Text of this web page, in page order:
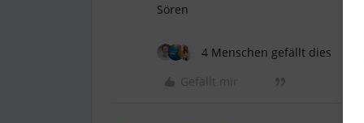
Sören
4 Menschen gefällt dies
Gefällt mir